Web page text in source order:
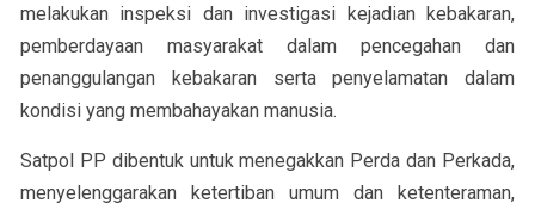
melakukan inspeksi dan investigasi kejadian kebakaran,
pemberdayaan masyarakat dalam pencegahan dan
penanggulangan kebakaran serta penyelamatan dalam
kondisi yang membahayakan manusia.
Satpol PP dibentuk untuk menegakkan Perda dan Perkada,
menyelenggarakan ketertiban umum dan ketenteraman,